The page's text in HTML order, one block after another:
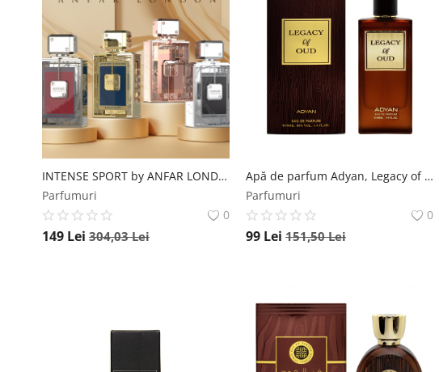
INTENSE SPORT by ANFAR LONDON, extract de parfum, barbati, 100ML Anfar
Parfumuri
0
149 Lei 304,03Lei
Apă de parfum Adyan, Legacy of Oud, unisex, 100ml Adyan
Parfumuri
0
99 Lei 151,50Lei